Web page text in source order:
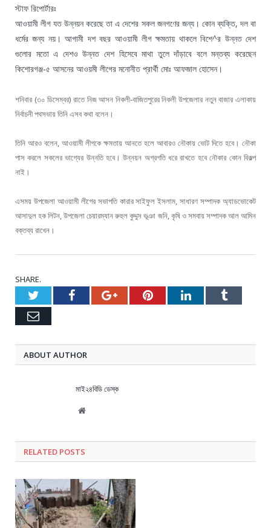
স্টাফ রিপোর্টারঃ
আওয়ামী লীগ যত উন্নয়ন করেছে তা এ দেশের সকল জনগণের জন্য। কোন ব্যক্তি, দল বা
ধর্মের জন্য নয়। আগামী দশ বছর আওয়ামী লীগ ক্ষমতায় থাকলে বিশে^র উন্নত দেশ
গুলোর মতো এ দেশও উন্নত দেশ হিসেবে মাথা তুলে দাঁড়াবে বলে মন্তব্য করেছেন
কিশোরগঞ্জ-৫ আসনের আওয়মী লীগের মনোনীত প্রার্থী মোঃ আফজাল হোসেন।
শনিবার (৩০ ডিসেম্বর) রাতে নিজ আসন নিকলী-বাজিতপুরের নিকলী উপজেলার নতুন বাজার এলাকায়
নির্বাচনী পথসভায় তিনি এসব কথা বলেন।
তিনি আরও বলেন, আওয়ামী লীগকে ক্ষমতায় আনতে হলে আবারও নৌকায় ভোট দিতে হবে। নৌকা
পাস করলে সকলের ভাগ্যের উন্নতি হবে। উন্নয়ন অগ্রগতি ধরে রাখতে হবে নৌকার কোন বিকল্প
নাই।
এসময় উপজেলা আওয়ামী লীগের সভাপতি কারার সাইফুল ইসলাম, সাধারণ সম্পাদক অ্যাডভোকেট
আসাদুল হক লিটন, উপজেলা চেয়ারম্যান রুহুল কুদ্দুস ভূঞা জনি, কৃষি ও সমবায় সম্পাদক আল আমিন
বক্তব্য রাখেন।
SHARE.
TwitterFacebookGoogle+PinterestLinkedInTumblr
Email
ABOUT AUTHOR
মাই২৪বিডি ডেস্ক
Website
RELATED POSTS